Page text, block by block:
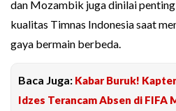
dan Mozambik juga dinilai
kualitas Timnas Indonesia saat
gaya bermain berbeda.
Baca Juga: Kabar Buruk!
Idzes Terancam Absen di FIFA